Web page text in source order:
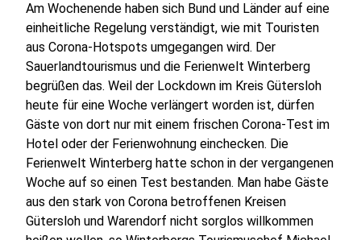
Am Wochenende haben sich Bund und Länder auf eine
einheitliche Regelung verständigt, wie mit Touristen
aus Corona-Hotspots umgegangen wird. Der
Sauerlandtourismus und die Ferienwelt Winterberg
begrüßen das. Weil der Lockdown im Kreis Gütersloh
heute für eine Woche verlängert worden ist, dürfen
Gäste von dort nur mit einem frischen Corona-Test im
Hotel oder der Ferienwohnung einchecken. Die
Ferienwelt Winterberg hatte schon in der vergangenen
Woche auf so einen Test bestanden. Man habe Gäste
aus den stark von Corona betroffenen Kreisen
Gütersloh und Warendorf nicht sorglos willkommen